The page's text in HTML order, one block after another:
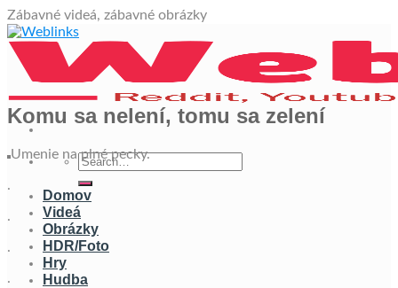
Zábavné videá, zábavné obrázkySkip
content
Domov
Videá
Obrázky
HDR/Foto
Hry
Hudba
Komu sa nelení, tomu sa zelení
Umenie na plné pecky.
.
.
.
.